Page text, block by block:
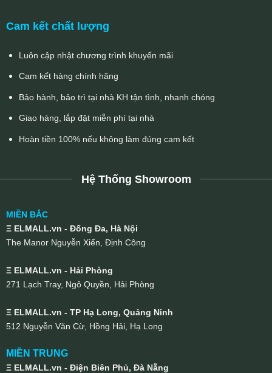
Cam kết chất lượng
Luôn cập nhật chương trình khuyến mãi
Cam kết hàng chính hãng
Bảo hành, bảo trì tại nhà KH tận tình, nhanh chóng
Giao hàng, lắp đặt miễn phí tại nhà
Hoàn tiền 100% nếu không làm đúng cam kết
Hệ Thống Showroom
MIỀN BẮC
Ξ ELMALL.vn - Đống Đa, Hà Nội
The Manor Nguyễn Xiển, Định Công
Ξ ELMALL.vn - Hải Phòng
271 Lạch Tray, Ngô Quyền, Hải Phòng
Ξ ELMALL.vn - TP Hạ Long, Quảng Ninh
512 Nguyễn Văn Cừ, Hồng Hải, Hạ Long
MIỀN TRUNG
Ξ ELMALL.vn - Điện Biên Phủ, Đà Nẵng